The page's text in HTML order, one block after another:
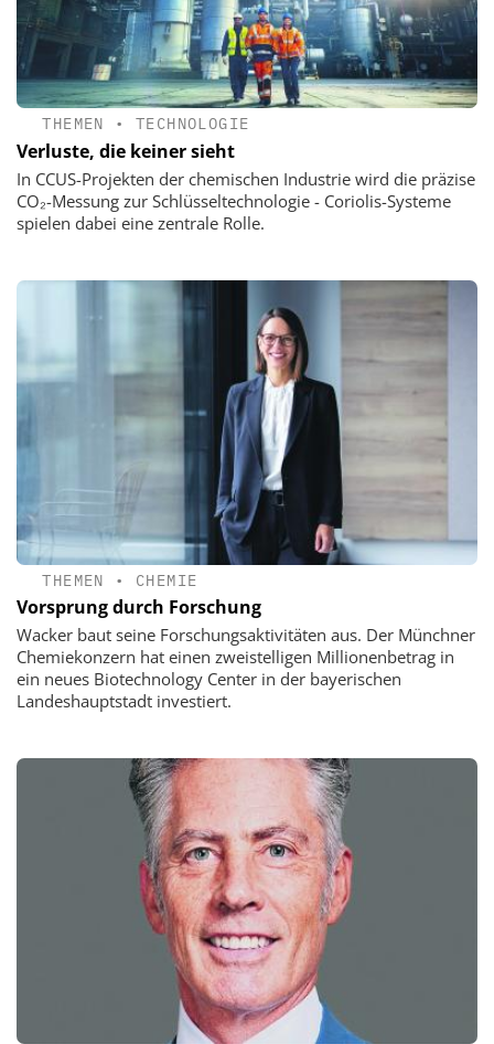
THEMEN •TECHNOLOGIE
Verluste, die keiner sieht
In CCUS-Projekten der chemischen Industrie wird die präzise
CO₂-Messung zur Schlüsseltechnologie - Coriolis-Systeme
spielen dabei eine zentrale Rolle.
THEMEN • CHEMIE
Vorsprung durch Forschung
Wacker baut seine Forschungsaktivitäten aus. Der Münchner
Chemiekonzern hat einen zweistelligen Millionenbetrag in
ein neues Biotechnology Center in der bayerischen
Landeshauptstadt investiert.